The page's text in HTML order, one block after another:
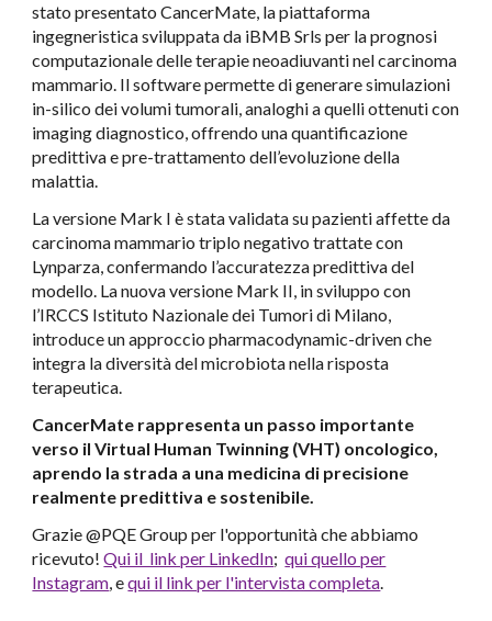
stato presentato CancerMate, la piattaforma
ingegneristica sviluppata da iBMB Srls per la prognosi
computazionale delle terapie neoadiuvanti nel carcinoma
mammario. Il software permette di generare simulazioni
in-silico dei volumi tumorali, analoghi a quelli ottenuti con
imaging diagnostico, offrendo una quantificazione
predittiva e pre-trattamento dell’evoluzione della
malattia.
La versione Mark I è stata validata su pazienti affette da
carcinoma mammario triplo negativo trattate con
Lynparza, confermando l’accuratezza predittiva del
modello. La nuova versione Mark II, in sviluppo con
l’IRCCS Istituto Nazionale dei Tumori di Milano,
introduce un approccio pharmacodynamic-driven che
integra la diversità del microbiota nella risposta
terapeutica.
CancerMate rappresenta un passo importante
verso il Virtual Human Twinning (VHT) oncologico,
aprendo la strada a una medicina di precisione
realmente predittiva e sostenibile.
Grazie @PQE Group per l'opportunità che abbiamo
ricevuto!Qui il link per LinkedIn;qui quello per
Instagram, equi il link per l'intervista completa.